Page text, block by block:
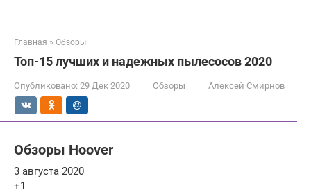
Главная » Обзоры
Топ-15 лучших и надежных пылесосов 2020
Опубликовано: 29 Дек 2020 Обзоры Алексей Смирнов
Обзоры Hoover
3 августа 2020
+1